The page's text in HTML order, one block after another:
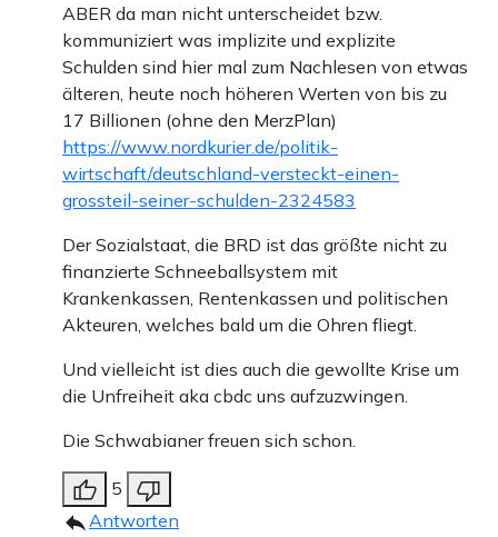
ABER da man nicht unterscheidet bzw.
kommuniziert was implizite und explizite
Schulden sind hier mal zum Nachlesen von etwas
älteren, heute noch höheren Werten von bis zu
17 Billionen (ohne den MerzPlan)
https://www.nordkurier.de/politik-
wirtschaft/deutschland-versteckt-einen-
grossteil-seiner-schulden-2324583
Der Sozialstaat, die BRD ist das größte nicht zu
finanzierte Schneeballsystem mit
Krankenkassen, Rentenkassen und politischen
Akteuren, welches bald um die Ohren fliegt.
Und vielleicht ist dies auch die gewollte Krise um
die Unfreiheit aka cbdc uns aufzuzwingen.
Die Schwabianer freuen sich schon.
5
Antworten